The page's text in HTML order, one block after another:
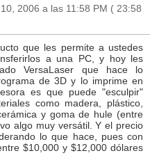
2006 a las 11:58 PM ( 23:58
que les permite a ustedes
a una PC, y hoy les
VersaLaser que hace lo
de 3D y lo imprime en
es que puede "esculpir"
como madera, plástico,
y goma de hule (entre
algo muy versátil. Y el precio
lo que hace, pues con
$10,000 y $12,000 dólares